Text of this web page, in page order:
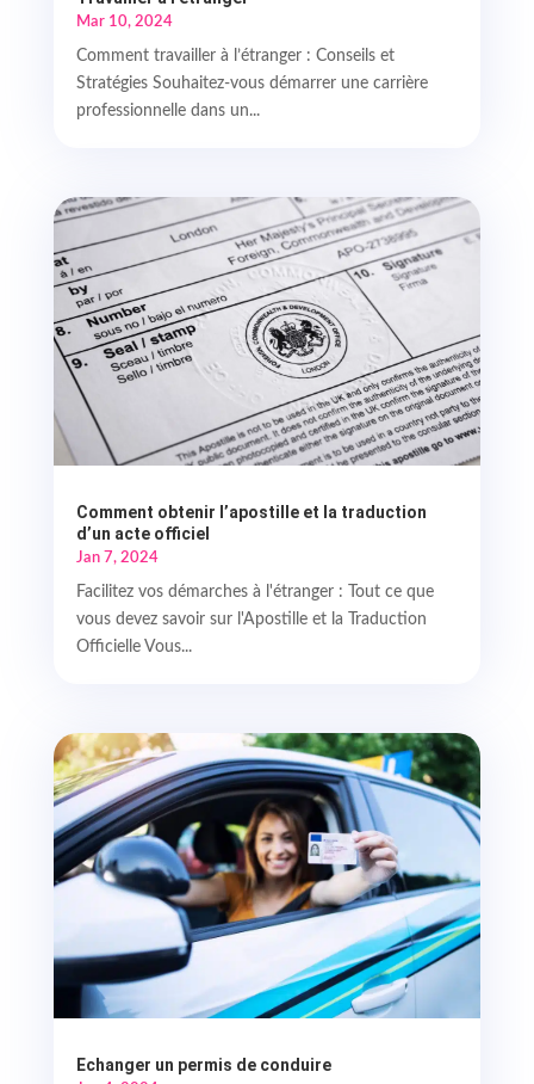
Mar 10, 2024
Comment travailler à l’étranger : Conseils et
Stratégies Souhaitez-vous démarrer une carrière
professionnelle dans un...
Comment obtenir l’apostille et la traduction
d’un acte officiel
Jan 7, 2024
Facilitez vos démarches à l'étranger : Tout ce que
vous devez savoir sur l'Apostille et la Traduction
Officielle Vous...
Echanger un permis de conduire